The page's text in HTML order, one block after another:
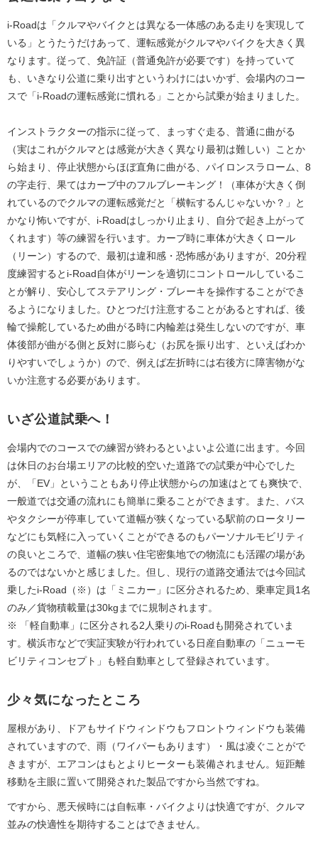
i-Roadは「クルマやバイクとは異なる一体感のある走りを実現して
いる」とうたうだけあって、運転感覚がクルマやバイクを大きく異
なります。従って、免許証（普通免許が必要です）を持っていて
も、いきなり公道に乗り出すというわけにはいかず、会場内のコー
スで「i-Roadの運転感覚に慣れる」ことから試乗が始まりました。
インストラクターの指示に従って、まっすぐ走る、普通に曲がる
（実はこれがクルマとは感覚が大きく異なり最初は難しい）ことか
ら始まり、停止状態からほぼ直角に曲がる、パイロンスラローム、8
の字走行、果てはカーブ中のフルブレーキング！（車体が大きく倒
れているのでクルマの運転感覚だと「横転するんじゃないか？」と
かなり怖いですが、i-Roadはしっかり止まり、自分で起き上がって
くれます）等の練習を行います。カーブ時に車体が大きくロール
（リーン）するので、最初は違和感・恐怖感がありますが、20分程
度練習するとi-Road自体がリーンを適切にコントロールしているこ
とが解り、安心してステアリング・ブレーキを操作することができ
るようになりました。ひとつだけ注意することがあるとすれば、後
輪で操舵しているため曲がる時に内輪差は発生しないのですが、車
体後部が曲がる側と反対に膨らむ（お尻を振り出す、といえばわか
りやすいでしょうか）ので、例えば左折時には右後方に障害物がな
いか注意する必要があります。
いざ公道試乗へ！
会場内でのコースでの練習が終わるといよいよ公道に出ます。今回
は休日のお台場エリアの比較的空いた道路での試乗が中心でした
が、「EV」ということもあり停止状態からの加速はとても爽快で、
一般道では交通の流れにも簡単に乗ることができます。また、バス
やタクシーが停車していて道幅が狭くなっている駅前のロータリー
などにも気軽に入っていくことができるのもパーソナルモビリティ
の良いところで、道幅の狭い住宅密集地での物流にも活躍の場があ
るのではないかと感じました。但し、現行の道路交通法では今回試
乗したi-Road（※）は「ミニカー」に区分されるため、乗車定員1名
のみ／貨物積載量は30kgまでに規制されます。
※ 「軽自動車」に区分される2人乗りのi-Roadも開発されていま
す。横浜市などで実証実験が行われている日産自動車の「ニューモ
ビリティコンセプト」も軽自動車として登録されています。
少々気になったところ
屋根があり、ドアもサイドウィンドウもフロントウィンドウも装備
されていますので、雨（ワイパーもあります）・風は凌ぐことがで
きますが、エアコンはもとよりヒーターも装備されません。短距離
移動を主眼に置いて開発された製品ですから当然ですね。
ですから、悪天候時には自転車・バイクよりは快適ですが、クルマ
並みの快適性を期待することはできません。